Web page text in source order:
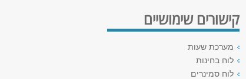
קישורים שימושיים
מערכת שעות
לוח בחינות
לוח סמינרים